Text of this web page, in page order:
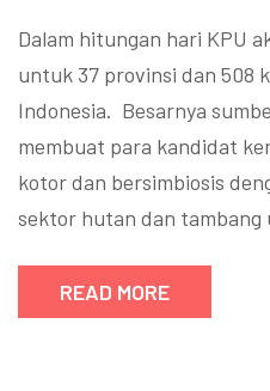
Dalam hitungan hari KPU
untuk 37 provinsi dan 508
Indonesia. Besarnya
membuat para kandidat
kotor dan bersimbiosis
sektor hutan dan
READ MORE